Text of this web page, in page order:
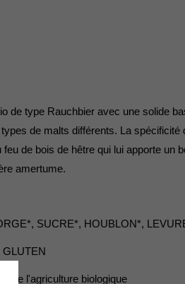
de type Rauchbier avec une solide
de malts différents. La spécificité
de bois de hêtre qui lui apporte un
amertume.
SUCRE*, HOUBLON*,
de l'agriculture biologique